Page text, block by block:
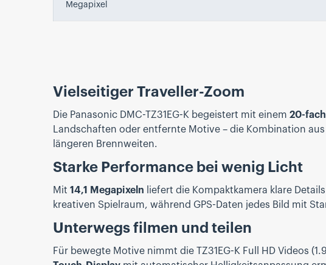
Megapixel
Vielseitiger Traveller-Zoom
Die Panasonic DMC-TZ31EG-K begeistert mit einem 20-
Landschaften oder entfernte Motive – die Kombination
längeren Brennweiten.
Starke Performance bei wenig Licht
Mit 14,1 Megapixeln liefert die Kompaktkamera klare
kreativen Spielraum, während GPS-Daten jedes Bild mit
Unterwegs filmen und teilen
Für bewegte Motive nimmt die TZ31EG-K Full HD Videos